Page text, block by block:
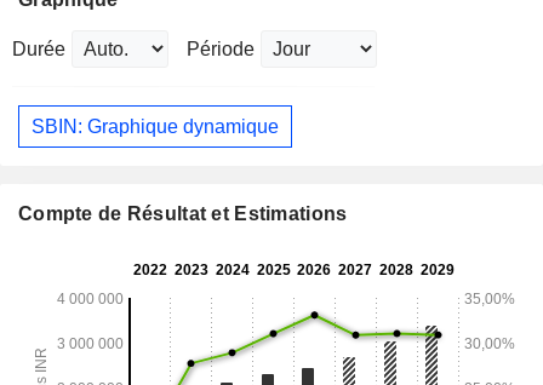
Durée Période
SBIN: Graphique dynamique
Compte de Résultat et Estimations